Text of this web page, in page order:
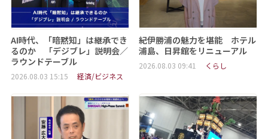
AI時代、「暗黙知」は継承でき
るのか 「デジブレ」説明会／
ラウンドテーブル
2026.08.03 15:15 経済/ビジネス
紀伊勝浦の魅力を堪能 ホテル
浦島、日昇館をリニューアル
2026.08.03 09:41 くらし